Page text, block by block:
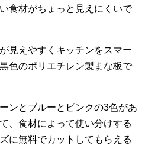
食材がちょっと見えにくいで
見えやすくキッチンをスマー
色のポリエチレン製まな板で
ンとブルーとピンクの3色があ
、食材によって使い分けする
に無料でカットしてもらえる